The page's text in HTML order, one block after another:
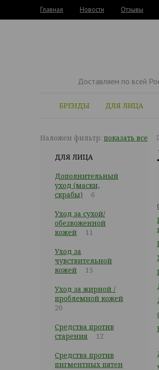
Главная Новости Отзывы
Доставляем по всей
БРЕНДЫ ДЛЯ ЛИЦА
Наложен фильтр: показать все
ДЛЯ ЛИЦА
Дополнительный
уход (маски,
скрабы)
6
Уход за сухой/
обезвоженной
кожей
11
Уход за
чувствительной
кожей
15
Уход за жирной /
проблемной кожей
20
Средства против
старения
12
Средства против
пигментных пятен